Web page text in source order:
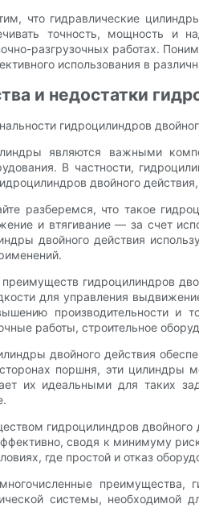
что гидравлические
точность, мощность и
разгрузочных работах.
использования в
и недостатки
гидроцилиндров
являются важными
В частности,
двойного
разберемся, что такое
и втягивание — за счет
двойного действия
гидроцилиндров
для управления
производительности и
работы, строительное
двойного действия
поршня, эти цилиндры
их идеальными для таких
гидроцилиндров двойного
сводя к минимуму
где простой и отказ
преимущества,
системы, необходимой